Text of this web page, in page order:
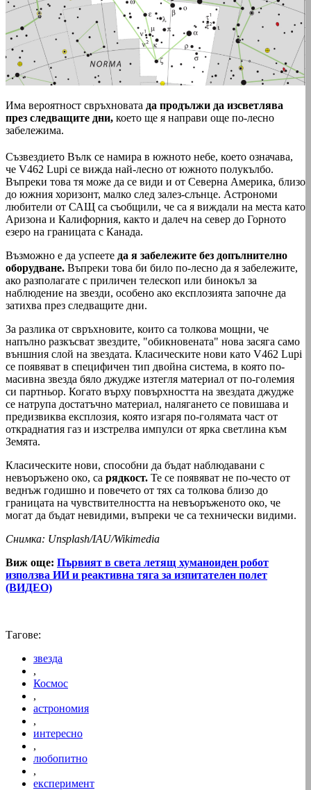
Има вероятност свръхновата да продължи да изсветлява
през следващите дни, което ще я направи още по-лесно
забележима.
Съзвездието Вълк се намира в южното небе, което означава,
че V462 Lupi се вижда най-лесно от южното полукълбо.
Въпреки това тя може да се види и от Северна Америка, близо
до южния хоризонт, малко след залез-слънце. Астрономи
любители от САЩ са съобщили, че са я виждали на места като
Аризона и Калифорния, както и далеч на север до Горното
езеро на границата с Канада.
Възможно е да успеете да я забележите без допълнително
оборудване. Въпреки това би било по-лесно да я забележите,
ако разполагате с приличен телескоп или бинокъл за
наблюдение на звезди, особено ако експлозията започне да
затихва през следващите дни.
За разлика от свръхновите, които са толкова мощни, че
напълно разкъсват звездите, "обикновената" нова засяга само
външния слой на звездата. Класическите нови като V462 Lupi
се появяват в специфичен тип двойна система, в която по-
масивна звезда бяло джудже изтегля материал от по-големия
си партньор. Когато върху повърхността на звездата джудже
се натрупа достатъчно материал, налягането се повишава и
предизвиква експлозия, която изгаря по-голямата част от
откраднатия газ и изстрелва импулси от ярка светлина към
Земята.
Класическите нови, способни да бъдат наблюдавани с
невъоръжено око, са рядкост. Те се появяват не по-често от
веднъж годишно и повечето от тях са толкова близо до
границата на чувствителността на невъоръженото око, че
могат да бъдат невидими, въпреки че са технически видими.
Снимка: Unsplash/IAU/Wikimedia
Виж още: Първият в света летящ хуманоиден робот
използва ИИ и реактивна тяга за изпитателен полет
(ВИДЕО)
Тагове:
звезда
,
Космос
,
астрономия
,
интересно
,
любопитно
,
експеримент